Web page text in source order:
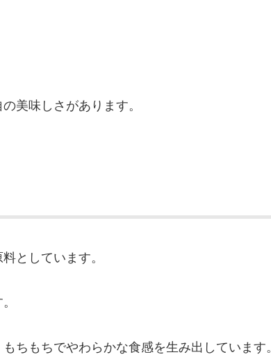
美味しさがあります。
としています。
ちもちでやわらかな食感を生み出しています。